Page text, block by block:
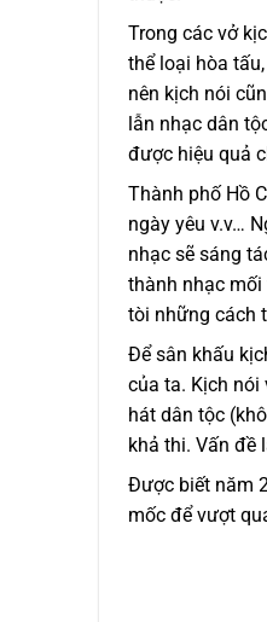
Trong các vở
thể loại hòa
nên kịch nói
lẫn nhạc dân
được hiệu quả
Thành phố Hồ
ngày yêu v.v…
nhạc sẽ sáng
thành nhạc
tòi những cách
Để sân khấu
của ta. Kịch nói
hát dân tộc
khả thi. Vấn đề
Được biết năm
mốc để vượt